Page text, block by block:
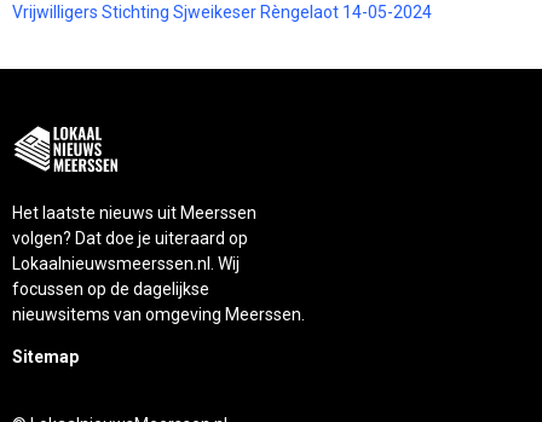
Vrijwilligers Stichting Sjweikeser Rèngelaot 14-05-2024
Het laatste nieuws uit Meerssen
volgen? Dat doe je uiteraard op
Lokaalnieuwsmeerssen.nl. Wij
focussen op de dagelijkse
nieuwsitems van omgeving Meerssen.
Sitemap